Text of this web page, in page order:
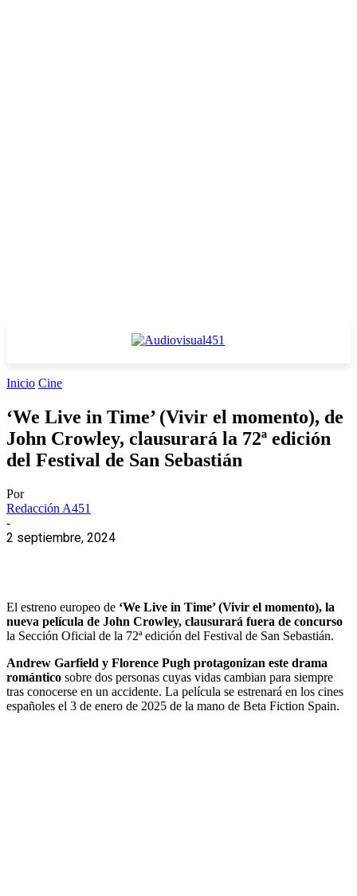
Inicio Cine
‘We Live in Time’ (Vivir el momento), de
John Crowley, clausurará la 72ª edición
del Festival de San Sebastián
Por
Redacción A451
-
2 septiembre, 2024
El estreno europeo de ‘We Live in Time’ (Vivir el momento), la
nueva película de John Crowley, clausurará fuera de concurso
la Sección Oficial de la 72ª edición del Festival de San Sebastián.
Andrew Garfield y Florence Pugh protagonizan este drama
romántico sobre dos personas cuyas vidas cambian para siempre
tras conocerse en un accidente. La película se estrenará en los cines
españoles el 3 de enero de 2025 de la mano de Beta Fiction Spain.